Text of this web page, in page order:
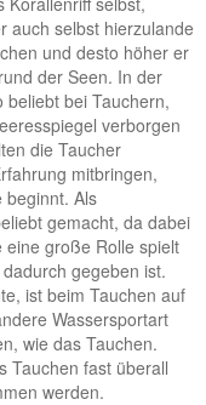
auch selbst hierzulande
und desto höher er
der Seen. In der
beliebt bei Tauchern,
verborgen
die Taucher
mitbringen,
beginnt. Als
gemacht, da dabei
große Rolle spielt
gegeben ist.
ist beim Tauchen auf
Wassersportart
wie das Tauchen.
Tauchen fast überall
werden.